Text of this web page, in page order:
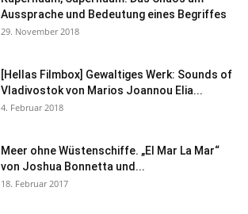
Aussprache und Bedeutung eines Begriffes
29. November 2018
[Hellas Filmbox] Gewaltiges Werk: Sounds of
Vladivostok von Marios Joannou Elia...
4. Februar 2018
Meer ohne Wüstenschiffe. „El Mar La Mar“
von Joshua Bonnetta und...
18. Februar 2017